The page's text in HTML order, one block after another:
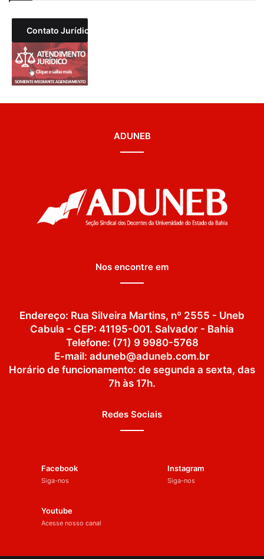
Contato Jurídico
ADUNEB
Nos encontre em
Endereço: Rua Silveira Martins, nº 2555 - Uneb
Cabula - CEP: 41195-001. Salvador - Bahia
Telefone: (71) 9 9980-5768
E-mail: aduneb@aduneb.com.br
Horário de funcionamento: de segunda a sexta, das
7h às 17h.
Redes Sociais
Facebook
Siga-nos
Instagram
Siga-nos
Youtube
Acesse nosso canal